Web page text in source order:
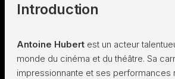
Introduction
Antoine Hubert est un acteur
monde du cinéma et du théâtre. Sa
impressionnante et ses performances